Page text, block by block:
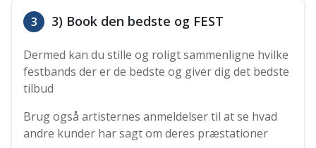
3 3) Book den bedste og FEST
Dermed kan du stille og roligt sammenligne hvilke
festbands der er de bedste og giver dig det bedste
tilbud
Brug også artisternes anmeldelser til at se hvad
andre kunder har sagt om deres præstationer